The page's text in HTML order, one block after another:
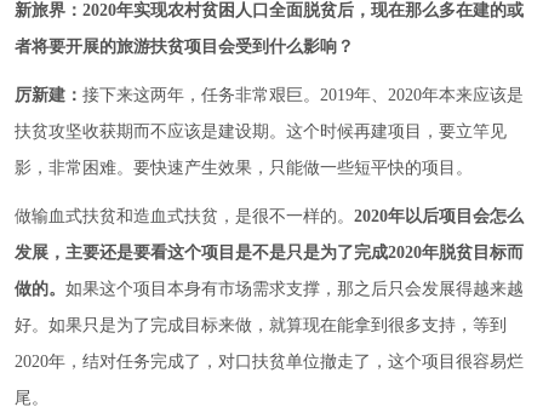
新旅界：2020年实现农村贫困人口全面脱贫后，现在那么多在建的或
者将要开展的旅游扶贫项目会受到什么影响？
厉新建： 接下来这两年，任务非常艰巨。2019年、2020年本来应该是
扶贫攻坚收获期而不应该是建设期。这个时候再建项目，要立竿见
影，非常困难。要快速产生效果，只能做一些短平快的项目。
做输血式扶贫和造血式扶贫，是很不一样的。 2020年以后项目会怎么
发展，主要还是要看这个项目是不是只是为了完成2020年脱贫目标而
做的。 如果这个项目本身有市场需求支撑，那之后只会发展得越来越
好。如果只是为了完成目标来做，就算现在能拿到很多支持，等到
2020年，结对任务完成了，对口扶贫单位撤走了，这个项目很容易烂
尾。